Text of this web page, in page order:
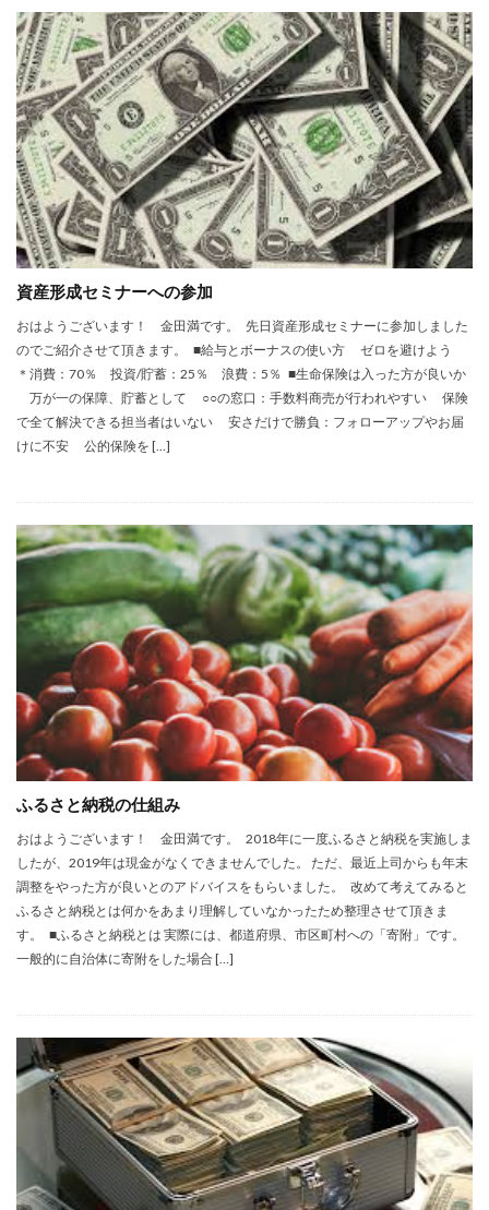
資産形成セミナーへの参加
おはようございます！ 金田満です。 先日資産形成セミナーに参加しました
のでご紹介させて頂きます。 ■給与とボーナスの使い方 ゼロを避けよう
＊消費：70％ 投資/貯蓄：25％ 浪費：5％ ■生命保険は入った方が良いか
万が一の保障、貯蓄として ○○の窓口：手数料商売が行われやすい 保険
で全て解決できる担当者はいない 安さだけで勝負：フォローアップやお届
けに不安 公的保険を […]
ふるさと納税の仕組み
おはようございます！ 金田満です。 2018年に一度ふるさと納税を実施しま
したが、2019年は現金がなくできませんでした。 ただ、最近上司からも年末
調整をやった方が良いとのアドバイスをもらいました。 改めて考えてみると
ふるさと納税とは何かをあまり理解していなかったため整理させて頂きま
す。 ■ふるさと納税とは 実際には、都道府県、市区町村への「寄附」です。
一般的に自治体に寄附をした場合 […]